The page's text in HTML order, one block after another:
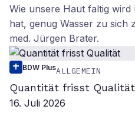
Wie unsere Haut faltig wird
hat, genug Wasser zu sich
med. Jürgen Brater.
BDW PlusALLGEMEIN
Quantität frisst Qualität
16. Juli 2026